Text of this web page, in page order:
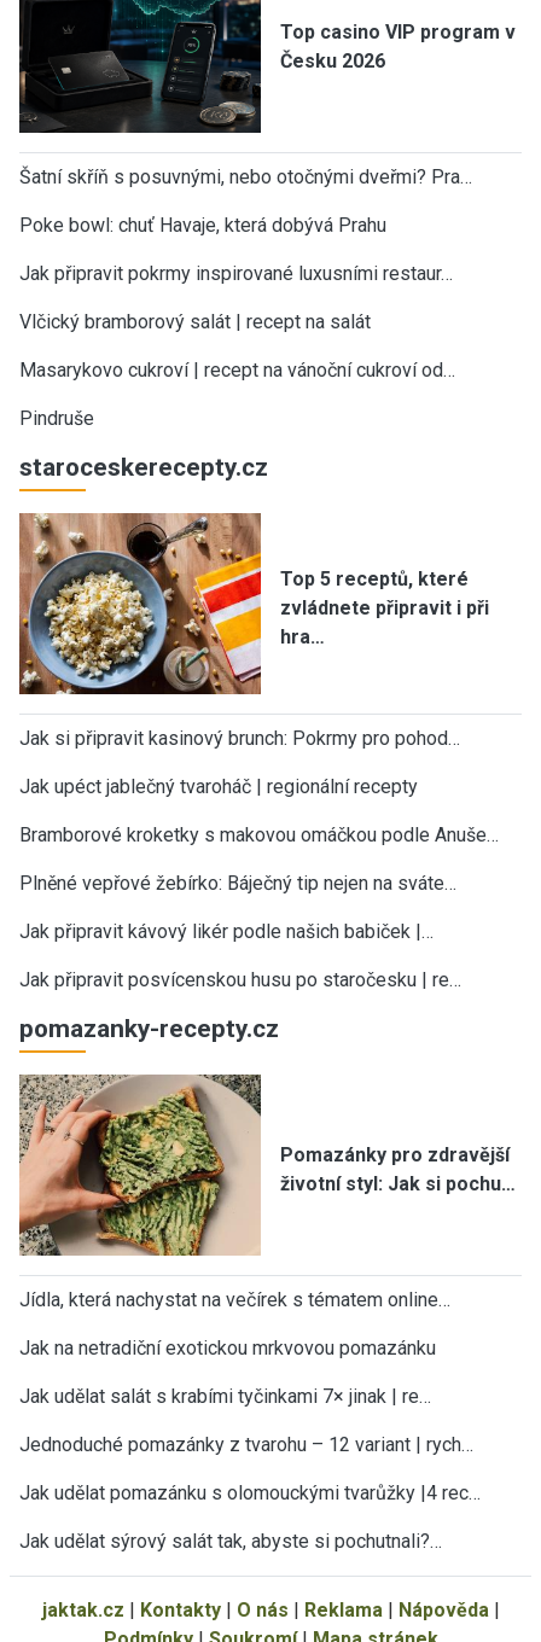
Top casino VIP program v
Česku 2026
Šatní skříň s posuvnými, nebo otočnými dveřmi? Pra…
Poke bowl: chuť Havaje, která dobývá Prahu
Jak připravit pokrmy inspirované luxusními restaur…
Vlčický bramborový salát | recept na salát
Masarykovo cukroví | recept na vánoční cukroví od…
Pindruše
staroceskerecepty.cz
Top 5 receptů, které
zvládnete připravit i při
hra…
Jak si připravit kasinový brunch: Pokrmy pro pohod…
Jak upéct jablečný tvaroháč | regionální recepty
Bramborové kroketky s makovou omáčkou podle Anuše…
Plněné vepřové žebírko: Báječný tip nejen na sváte…
Jak připravit kávový likér podle našich babiček |…
Jak připravit posvícenskou husu po staročesku | re…
pomazanky-recepty.cz
Pomazánky pro zdravější
životní styl: Jak si pochu…
Jídla, která nachystat na večírek s tématem online…
Jak na netradiční exotickou mrkvovou pomazánku
Jak udělat salát s krabími tyčinkami 7× jinak | re…
Jednoduché pomazánky z tvarohu – 12 variant | rych…
Jak udělat pomazánku s olomouckými tvarůžky |4 rec…
Jak udělat sýrový salát tak, abyste si pochutnali?…
jaktak.cz | Kontakty| O nás | Reklama | Nápověda |